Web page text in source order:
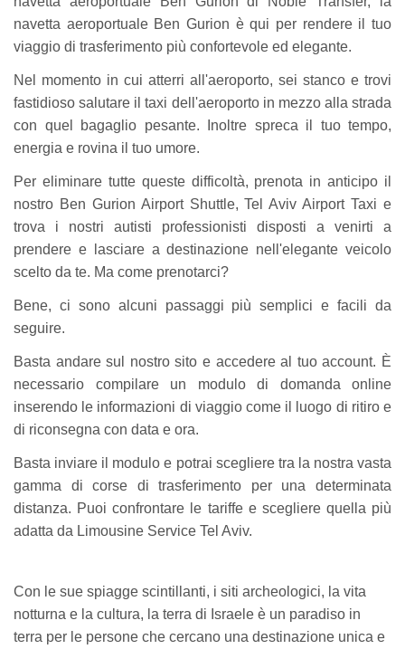
navetta aeroportuale Ben Gurion è qui per rendere il tuo
viaggio di trasferimento più confortevole ed elegante.
Nel momento in cui atterri all'aeroporto, sei stanco e trovi
fastidioso salutare il taxi dell'aeroporto in mezzo alla strada
con quel bagaglio pesante. Inoltre spreca il tuo tempo,
energia e rovina il tuo umore.
Per eliminare tutte queste difficoltà, prenota in anticipo il
nostro Ben Gurion Airport Shuttle, Tel Aviv Airport Taxi e
trova i nostri autisti professionisti disposti a venirti a
prendere e lasciare a destinazione nell'elegante veicolo
scelto da te. Ma come prenotarci?
Bene, ci sono alcuni passaggi più semplici e facili da
seguire.
Basta andare sul nostro sito e accedere al tuo account. È
necessario compilare un modulo di domanda online
inserendo le informazioni di viaggio come il luogo di ritiro e
di riconsegna con data e ora.
Basta inviare il modulo e potrai scegliere tra la nostra vasta
gamma di corse di trasferimento per una determinata
distanza. Puoi confrontare le tariffe e scegliere quella più
adatta da Limousine Service Tel Aviv.
Con le sue spiagge scintillanti, i siti archeologici, la vita
notturna e la cultura, la terra di Israele è un paradiso in
terra per le persone che cercano una destinazione unica e